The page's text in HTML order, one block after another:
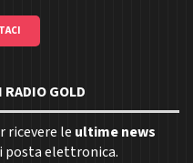
GOLD
ricevere le ultime news
posta elettronica.